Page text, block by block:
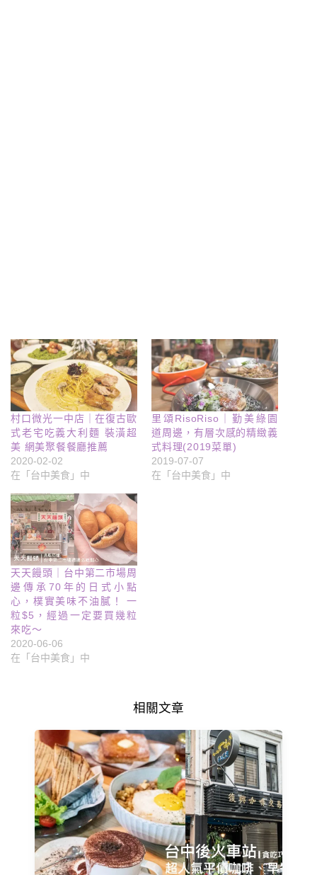
村口微光一中店｜在復古歐
式老宅吃義大利麵 裝潢超
美 網美聚餐餐廳推薦
2020-02-02
在「台中美食」中
里頌RisoRiso｜勤美綠園
道周邊，有層次感的精緻義
式料理(2019菜單)
2019-07-07
在「台中美食」中
天天饅頭｜台中第二市場周
邊傳承70年的日式小點
心，樸實美味不油膩！ 一
粒$5，經過一定要買幾粒
來吃～
2020-06-06
在「台中美食」中
相關文章